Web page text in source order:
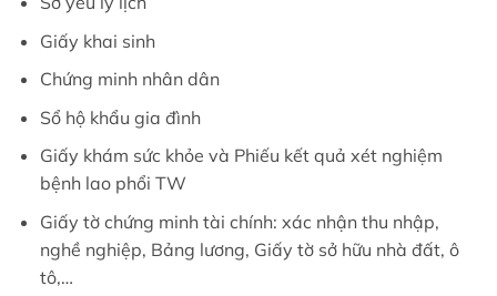
Giấy khai sinh
Chứng minh nhân dân
Sổ hộ khẩu gia đình
Giấy khám sức khỏe và Phiếu kết quả xét nghiệm
bệnh lao phổi TW
Giấy tờ chứng minh tài chính: xác nhận thu nhập,
nghề nghiệp, Bảng lương, Giấy tờ sở hữu nhà đất, ô
tô,…